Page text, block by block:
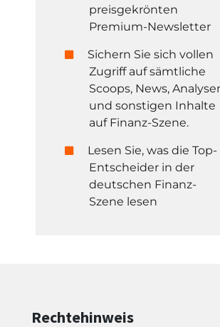
preisgekrönten
Premium-Newsletter
Sichern Sie sich vollen
Zugriff auf sämtliche
Scoops, News,
und sonstigen Inhalte
auf Finanz-Szene.
Lesen Sie, was die Top-
Entscheider in der
deutschen Finanz-
Szene lesen
Rechtehinweis